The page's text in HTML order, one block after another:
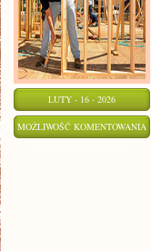
LUTY - 16 - 2026
MOŻLIWOŚĆ KOMENTOWANIA